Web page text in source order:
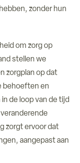
zonder hun
om zorg op
stellen we
zorgplan op dat
behoeften en
de loop van de tijd
zorgt ervoor dat
aangepast aan